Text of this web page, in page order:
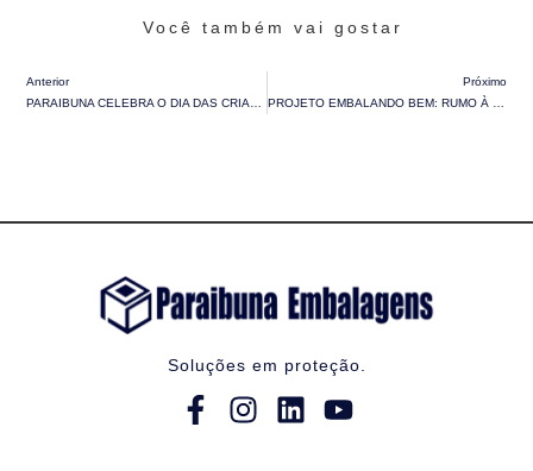
Você também vai gostar
Anterior
Próximo
Soluções em proteção.